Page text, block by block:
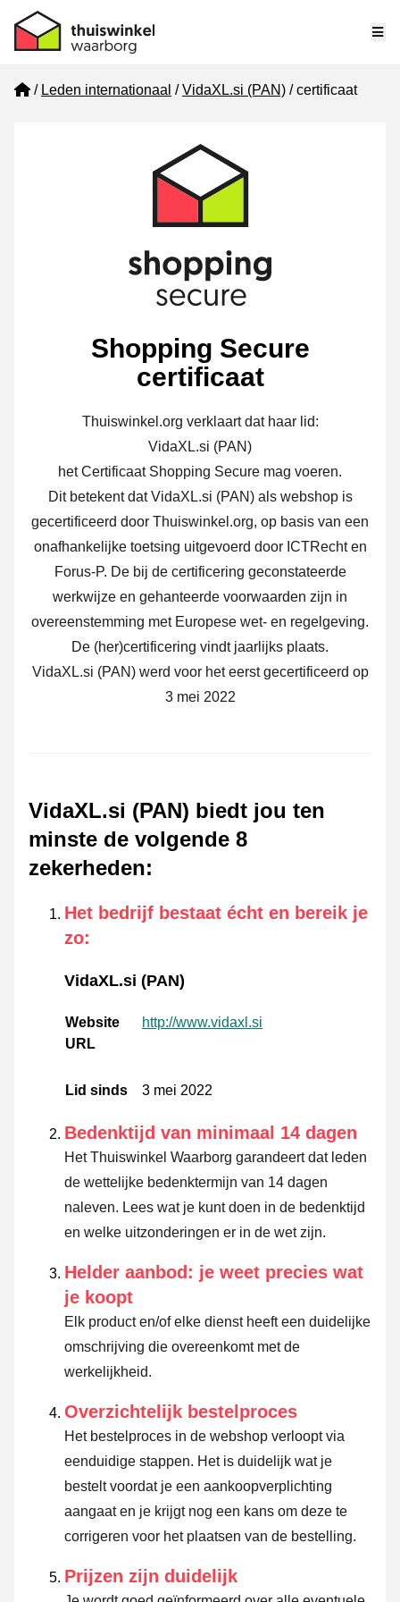
Home
Leden internationaal VidaXL.si (PAN) certificaat
Shopping Secure
certificaat
Thuiswinkel.org verklaart dat haar lid:
VidaXL.si (PAN)
het Certificaat Shopping Secure mag voeren.
Dit betekent dat VidaXL.si (PAN) als webshop is
gecertificeerd door Thuiswinkel.org, op basis van een
onafhankelijke toetsing uitgevoerd door ICTRecht en
Forus-P. De bij de certificering geconstateerde
werkwijze en gehanteerde voorwaarden zijn in
overeenstemming met Europese wet- en regelgeving.
De (her)certificering vindt jaarlijks plaats.
VidaXL.si (PAN) werd voor het eerst gecertificeerd op
3 mei 2022
VidaXL.si (PAN) biedt jou ten
minste de volgende 8
zekerheden:
Het bedrijf bestaat écht en bereik je
zo:
VidaXL.si (PAN)
Website
URL
http://www.vidaxl.si
Lid sinds 3 mei 2022
Bedenktijd van minimaal 14 dagen
Het Thuiswinkel Waarborg garandeert dat leden
de wettelijke bedenktermijn van 14 dagen
naleven. Lees wat je kunt doen in de bedenktijd
en welke uitzonderingen er in de wet zijn.
Helder aanbod: je weet precies wat
je koopt
Elk product en/of elke dienst heeft een duidelijke
omschrijving die overeenkomt met de
werkelijkheid.
Overzichtelijk bestelproces
Het bestelproces in de webshop verloopt via
eenduidige stappen. Het is duidelijk wat je
bestelt voordat je een aankoopverplichting
aangaat en je krijgt nog een kans om deze te
corrigeren voor het plaatsen van de bestelling.
Prijzen zijn duidelijk